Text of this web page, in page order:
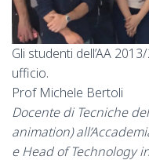
Gli studenti dell’AA
ufficio.
Prof Michele Bertoli
Docente di Tecniche
animation)
e Head of Technology